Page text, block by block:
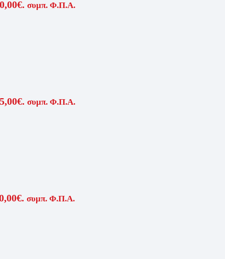
συμπ. Φ.Π.Α.
συμπ. Φ.Π.Α.
συμπ. Φ.Π.Α.